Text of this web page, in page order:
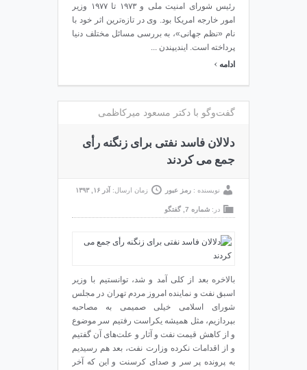
رئیس شورای امنیت ملی و ۱۹۷۳ تا ۱۹۷۷ وزیر
امور خارجه امریکا بود. وی در تازه‌ترین اثر خود با
نام «نظم جهانی»، به بررسی مسائل مختلف دنیا
پرداخته است. ایندیپندن ...
ادامه ›
گفت‌وگو با دکتر مسعود میرکاظمی
دلالان فاسد نفتی برای زنگنه رأی
جمع می کردند
نویسنده : رمز عبور زمان ارسال: آذر ۱۶, ۱۳۹۳
در: شماره 7 گفتگو
بالاخره بعد از کلی آمد و شد، توانستیم با وزیر
اسبق نفت و نماینده امروز مردم تهران در مجلس
شورای اسلامی خیلی صمیمی به مصاحبه
بپردازیم، مثل همیشه یکراست رفتیم سر موضوع
و از کاهش قیمت نفت و آثار و علت‌های آن گفتیم
و از اقدامات نکرده وزارت نفت، بعد هم رسیدیم
به پرونده پر سر و صدای کرسنت و این که آخر